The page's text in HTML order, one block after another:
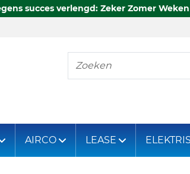
succes verlengd: Zeker Zomer
Zoeken
AIRCO LEASE